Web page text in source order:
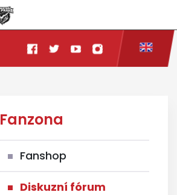
Fanzona
Fanshop
Diskuzní fórum